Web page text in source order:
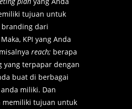
tujuan untuk
dari
KPI yang Anda
reach; berapa
yang terpapar dengan
buat di berbagai
miliki. Dan
memiliki tujuan untuk